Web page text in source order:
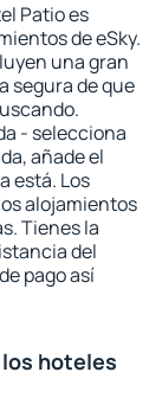
Patio es
de eSky.
una gran
segura de que
- selecciona
añade el
está. Los
alojamientos
Tienes la
del
pago así
hoteles